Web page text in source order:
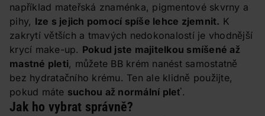
například mateřská znaménka, pigmentové skvrny a
pihy, lze s jejich pomocí spíše lehce zjemnit. K
zakrytí větších a tmavých nedokonalostí je vhodnější
krycí make-up. Pokud jste majitelkou smíšené až
mastné pleti, můžete BB krém nanést samostatně
bez hydratačního krému. Ten ale klidně použijte,
pokud máte suchou až normální pleť.
Jak ho vybrat správně?